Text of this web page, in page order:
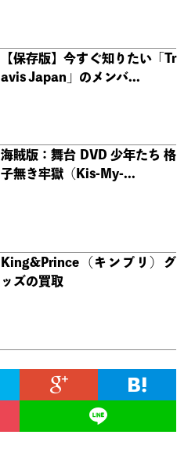
【保存版】今すぐ知りたい「Tr
avis Japan」のメンバ...
海賊版：舞台 DVD 少年たち 格
子無き牢獄（Kis-My-...
King&Prince（キンプリ）グ
ッズの買取